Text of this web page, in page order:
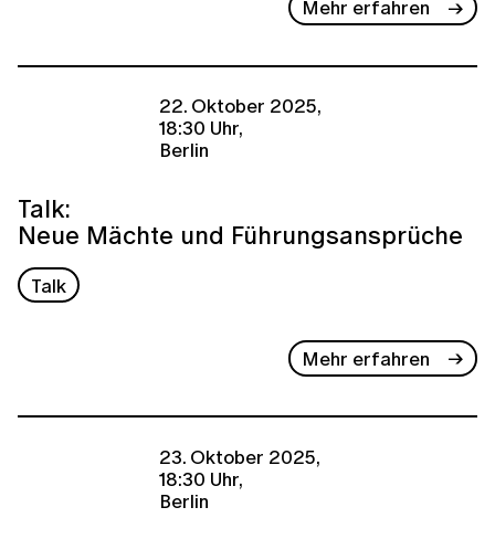
Mehr erfahren
22. Oktober 2025,
18:30 Uhr,
Berlin
Talk:
Neue Mächte und Führungsansprüche
Talk
Mehr erfahren
23. Oktober 2025,
18:30 Uhr,
Berlin